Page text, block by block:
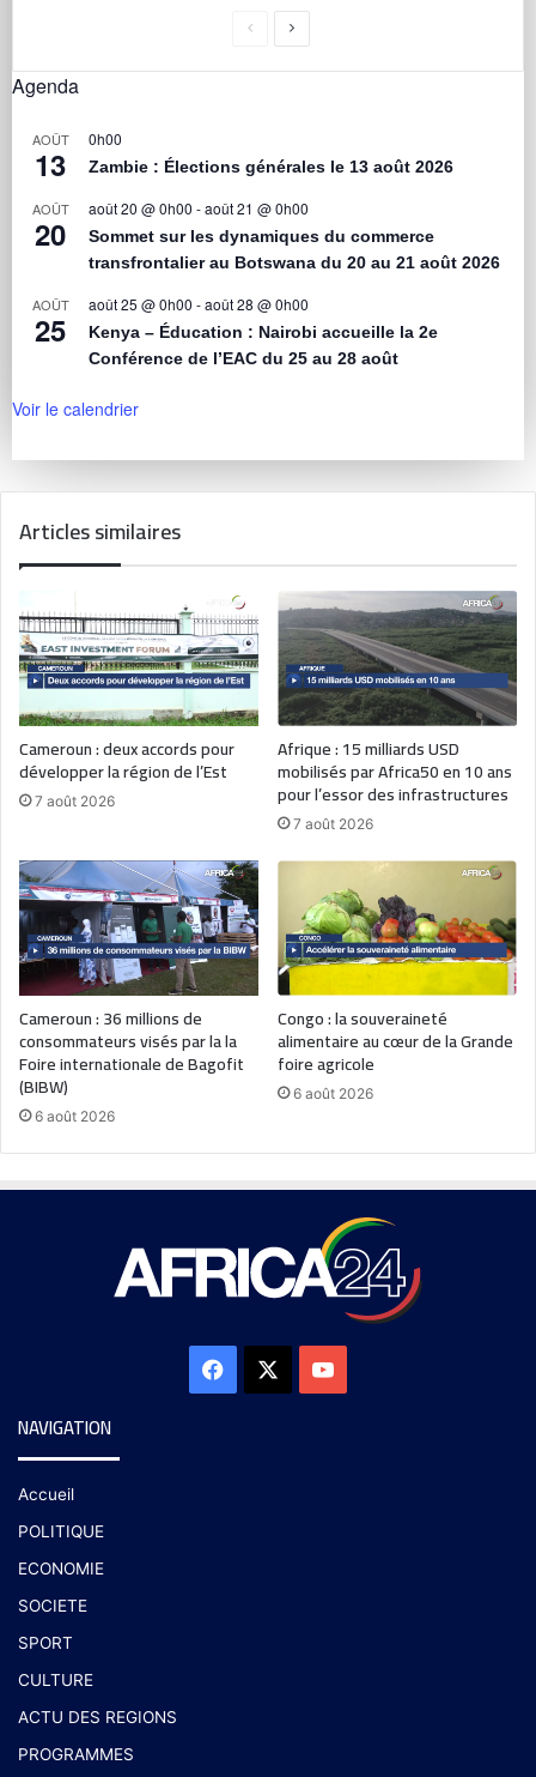
Agenda
AOÛT
13
0h00
Zambie : Élections générales le 13 août 2026
AOÛT
20
août 20 @ 0h00 -août 21 @ 0h00
Sommet sur les dynamiques du commerce
transfrontalier au Botswana du 20 au 21 août 2026
AOÛT
25
août 25 @ 0h00 -août 28 @ 0h00
Kenya – Éducation : Nairobi accueille la 2e
Conférence de l’EAC du 25 au 28 août
Voir le calendrier
Articles similaires
Cameroun : deux accords pour
développer la région de l’Est
7 août 2026
Afrique : 15 milliards USD
mobilisés par Africa50 en 10 ans
pour l’essor des infrastructures
7 août 2026
Cameroun : 36 millions de
consommateurs visés par la la
Foire internationale de Bagofit
(BIBW)
6 août 2026
Congo : la souveraineté
alimentaire au cœur de la Grande
foire agricole
6 août 2026
NAVIGATION
Accueil
POLITIQUE
ECONOMIE
SOCIETE
SPORT
CULTURE
ACTU DES REGIONS
PROGRAMMES